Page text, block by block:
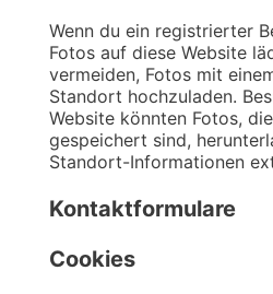
Wenn du ein registrierter
Fotos auf diese Website
vermeiden, Fotos mit
Standort hochzuladen.
Website könnten Fotos,
gespeichert sind,
Standort-Informationen
Kontaktformulare
Cookies